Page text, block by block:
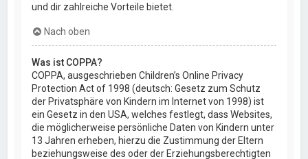
und dir zahlreiche Vorteile bietet.
Nach oben
Was ist COPPA?
COPPA, ausgeschrieben Children’s Online Privacy
Protection Act of 1998 (deutsch: Gesetz zum Schutz
der Privatsphäre von Kindern im Internet von 1998) ist
ein Gesetz in den USA, welches festlegt, dass Websites,
die möglicherweise persönliche Daten von Kindern unter
13 Jahren erheben, hierzu die Zustimmung der Eltern
beziehungsweise des oder der Erziehungsberechtigten